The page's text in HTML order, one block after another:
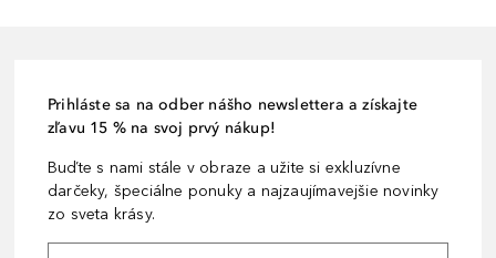
Prihláste sa na odber nášho newslettera a získajte
zľavu 15 % na svoj prvý nákup!
Buďte s nami stále v obraze a užite si exkluzívne
darčeky, špeciálne ponuky a najzaujímavejšie novinky
zo sveta krásy.